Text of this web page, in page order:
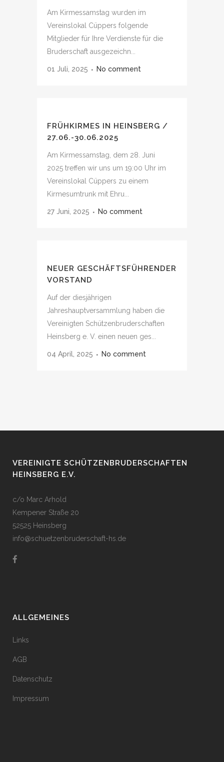
Am Kirmessamstag wurden im
Vereinslokal Cüppers folgende
Mitglieder für Ihre Verdienste für die
Bruderschaft ausgezeichn...
01 Juli, 2025 No comment
FRÜHKIRMES IN HEINSBERG /
27.06.-30.06.2025
Am Kirmessamstag, dem 28. Juni
2025 treffen wir uns um 19:00 Uhr im
Vereinslokal Cüppers zu einem
Kirmesumtrunk mit Ehru...
27 Juni, 2025 No comment
NEUER GESCHÄFTSFÜHRENDER
VORSTAND
Auf der diesjährigen
Jahreshauptversammlung haben die
Vereinigten Schützenbruderschaften
Heinsberg e. V. einen neuen ges...
04 April, 2025 No comment
VEREINIGTE SCHÜTZENBRUDERSCHAFTEN
HEINSBERG E.V.
c/o Marc Arhold
Kempener Straße 20
52525 Heinsberg
info@schuetzenbruderschaft-hs.de
ALLGEMEINES
Links
AGB
Datenschutz
Impressum